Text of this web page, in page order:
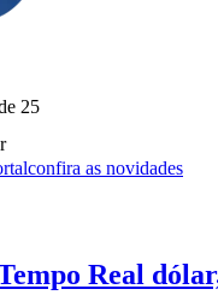
25
confira as novidades
Real